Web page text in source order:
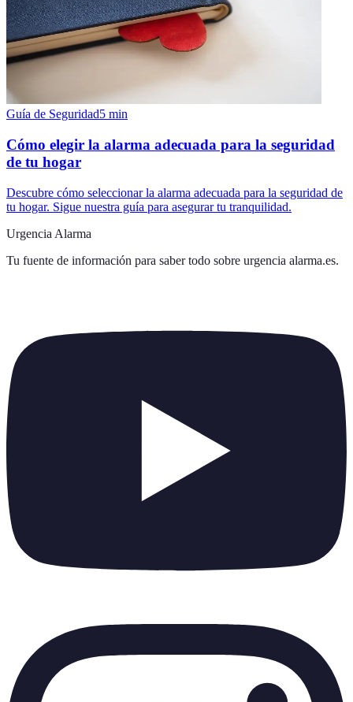
Guía de Seguridad5 min
Cómo elegir la alarma adecuada para la seguridad
de tu hogar
Descubre cómo seleccionar la alarma adecuada para la seguridad de
tu hogar. Sigue nuestra guía para asegurar tu tranquilidad.
Urgencia Alarma
Tu fuente de información para saber todo sobre urgencia alarma.es.